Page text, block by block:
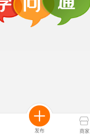
发布 商家